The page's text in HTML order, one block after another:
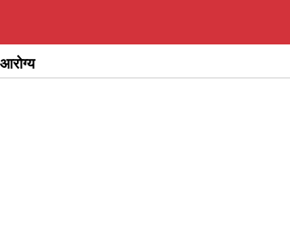
आरोग्य